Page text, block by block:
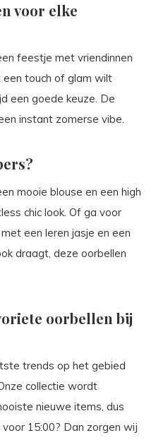
voor elke
feestje met vriendinnen
touch of glam wilt
een goede keuze. De
instant zomerse vibe.
mooie blouse en een high
chic look. Of ga voor
een leren jasje en een
draagt, deze oorbellen
oorbellen bij
trends op het gebied
collectie wordt
nieuwe items, dus
15:00? Dan zorgen wij